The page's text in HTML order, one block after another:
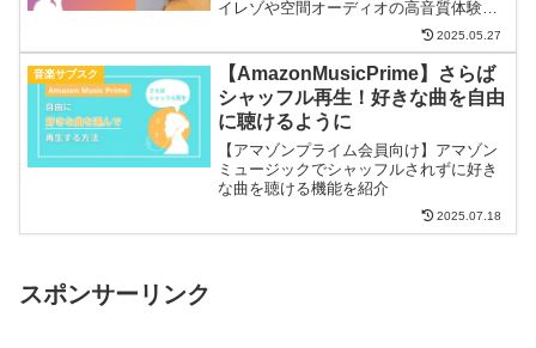
イレゾや空間オーディオの高音質体験、
クラウドでの楽曲一元管理、クラシック
特化のApple Music Classicalなど、他サ
ービスと差別化される特徴を紹介。
2025.05.27
音楽サブスク
【AmazonMusicPrime】さらば
シャッフル再生！好きな曲を自由
に聴けるように
【アマゾンプライム会員向け】アマゾン
ミュージックでシャッフルされずに好き
な曲を聴ける機能を紹介
2025.07.18
スポンサーリンク